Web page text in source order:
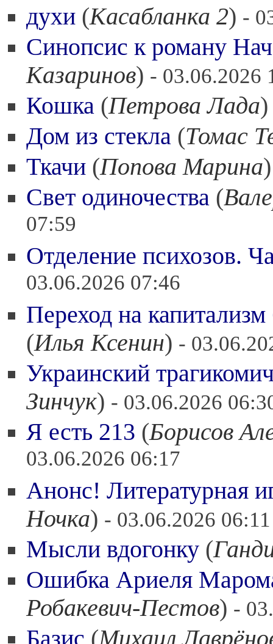
духи (Касабланка 2) -
Синопсис к роману
Казаринов) - 03.06.2026
Кошка (Петрова Лада
Дом из стекла (Томас
Ткачи (Попова Марина
Свет одиночества (
07:59
Отделение психозов.
03.06.2026 07:46
Переход на
(Илья Ксенин) -
Украинский
Зинчук) - 03.06.2026
Я есть 213 (Борисов
03.06.2026 06:17
Анонс! Литературная
Ночка) - 03.06.2026 06:11
Мысли вдогонку (
Ошибка Ариеля
Робакевич-Пестов) -
Базис (Михаил